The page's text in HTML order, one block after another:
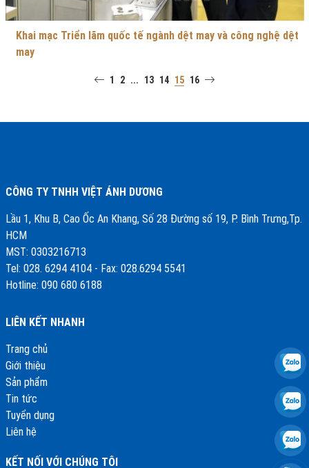
Khai mạc Triển lãm quốc tế ngành dệt may và công nghệ dệt
may
1 2 ... 13 14 15 16
CÔNG TY TNHH VIỆT ÁNH DƯƠNG
Lầu 1, Khu B, Cao Ốc An Khang, Số 28 Đường số 19, P. Bình Trưng,Tp.
HCM
MST: 0303216713
Tel: 028. 6294 4104 - Fax: 028.6294 5541
Hotline: 090 680 6188
LIÊN KẾT NHANH
Trang chủ
Giới thiệu
Sản phẩm
Tin tức
Tuyển dụng
Liên hệ
KẾT NỐI VỚI CHÚNG TÔI